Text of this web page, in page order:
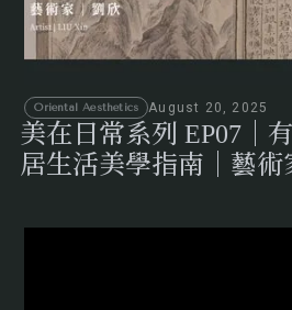
Oriental Aesthetics August 20, 2025
美在日常系列 EP07
居生活美學指南｜藝術